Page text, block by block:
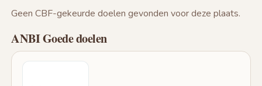
Geen CBF-gekeurde doelen gevonden voor deze plaats.
ANBI Goede doelen